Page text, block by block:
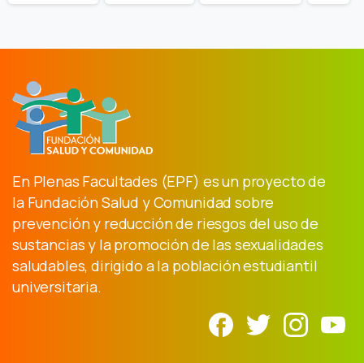
En Plenas Facultades (EPF) es un proyecto de
la Fundación Salud y Comunidad sobre
prevención y reducción de riesgos del uso de
sustancias y la promoción de las sexualidades
saludables, dirigido a la población estudiantil
universitaria.